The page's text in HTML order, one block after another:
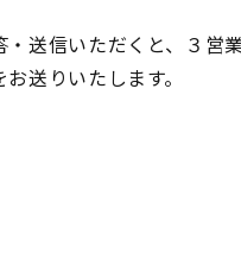
送信いただくと、３営
送りいたします。